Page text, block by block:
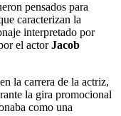
pensados para
caracterizan la
interpretado por
el actorJacob
la carrera de la actriz,
la gira promocional
como una